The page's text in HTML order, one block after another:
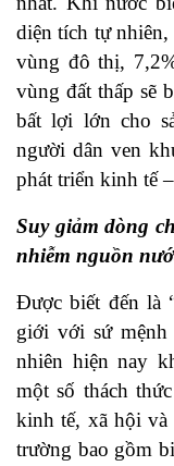
diện tích tự
vùng đô thị,
vùng đất thấp sẽ
bất lợi lớn cho
người dân ven
phát triển kinh tế
Suy giảm dòng
nhiễm nguồn
Được biết đến là
giới với sứ
nhiên hiện nay
một số thách
kinh tế, xã hội
trường bao gồm